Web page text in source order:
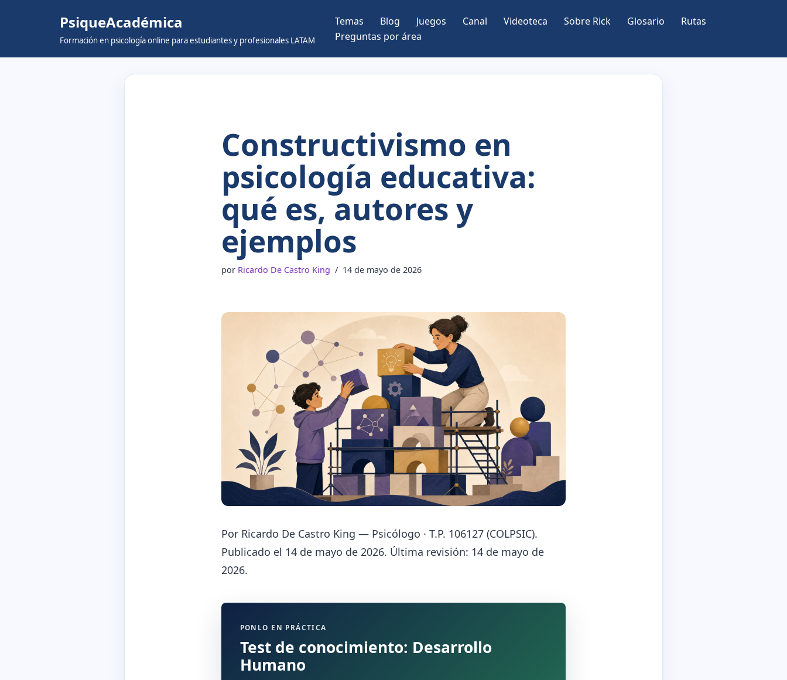
PsiqueAcadémica
Formación en psicología online para estudiantes y profesionales LATAM
Temas Blog Juegos Canal Videoteca Sobre Rick Glosario
Rutas
Preguntas por área
Constructivismo en
psicología educativa:
qué es, autores y
ejemplos
por Ricardo De Castro King 14 de mayo de 2026
Por Ricardo De Castro King — Psicólogo · T.P. 106127 (COLPSIC).
Publicado el 14 de mayo de 2026. Última revisión: 14 de mayo de
2026.
PONLO EN PRÁCTICA
Test de conocimiento: Desarrollo
Humano